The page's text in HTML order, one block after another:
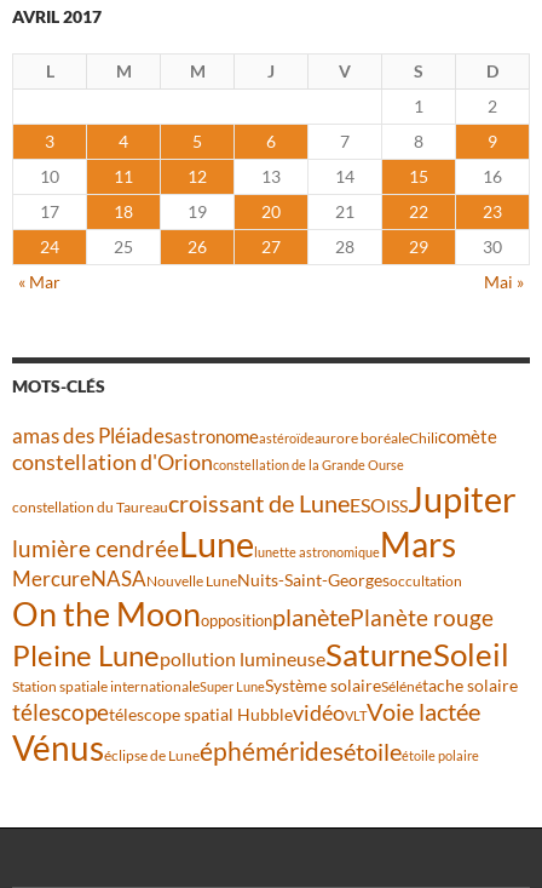
AVRIL 2017
L M M J V S
D
1
2
3
4 5 6 7 8
9
10
11 12 13 14 15
16
17
18 19 20 21 22
23
24
25 26 27 28 29
30
« Mar
Mai »
MOTS-CLÉS
amas des Pléiadesastronomeastéroïdeaurore boréaleChilicomète
constellation d'Orionconstellation de la Grande Ourse
constellation du Taureaucroissant de LuneESOISSJupiter
lumière cendréeLunelunette astronomiqueMars
MercureNASANouvelle LuneNuits-Saint-Georgesoccultation
On the MoonoppositionplanètePlanète rouge
Pleine Lunepollution lumineuseSaturneSoleil
Station spatiale internationaleSuper LuneSystème solaireSélénétache solaire
télescopetélescope spatial HubblevidéoVLTVoie lactée
Vénuséclipse de Luneéphéméridesétoileétoile polaire